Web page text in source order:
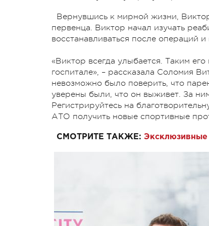
Вернувшись к мирной жизни,
первенца. Виктор начал изучать
восстанавливаться после операций
«Виктор всегда улыбается. Таким
госпитале», – рассказала Соломия
невозможно было поверить, что
уверены были, что он выживет. За
Регистрируйтесь на
АТО получить новые спортивные
СМОТРИТЕ ТАКЖЕ: